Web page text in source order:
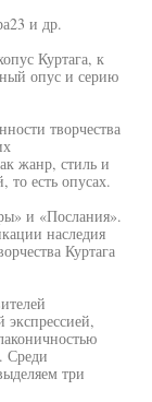
и др.
Куртага, к
опус и серию
творчества
жанр, стиль и
то есть опусах.
и «Послания».
наследия
Куртага
экспрессией,
Среди
три